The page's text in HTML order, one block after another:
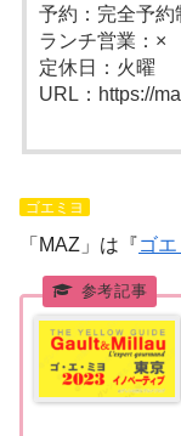
予約：完全予約
ランチ営業：×
定休日：火曜
URL：https://
ゴエミヨ
「MAZ」は『ゴ